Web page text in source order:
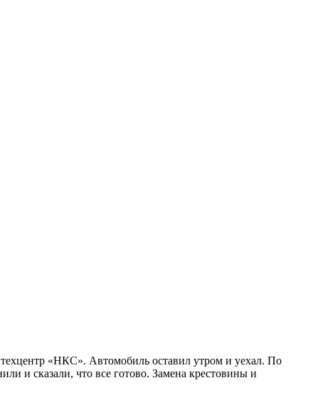
«НКС». Автомобиль оставил утром и уехал. По
и сказали, что все готово. Замена крестовины и